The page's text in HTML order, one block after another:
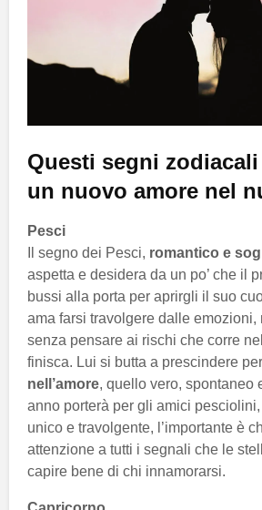
Questi segni
un nuovo amore nel
Pesci
Il segno dei Pesci, romantico e
aspetta e desidera da un po’ che il
bussi alla porta per aprirgli il suo
ama farsi travolgere dalle emozioni,
senza pensare ai rischi che corre
finisca. Lui si butta a prescindere
nell’amore, quello vero, spontaneo
anno porterà per gli amici
unico e travolgente, l’importante è
attenzione a tutti i segnali che le
capire bene di chi innamorarsi.